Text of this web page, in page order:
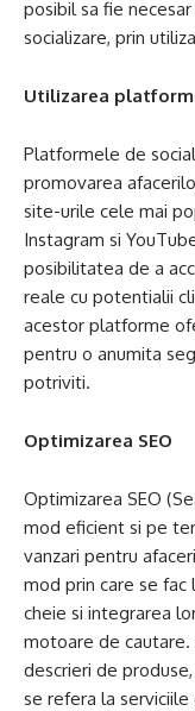
posibil sa fie
socializare, prin
Utilizarea
Platformele de
promovarea
site-urile cele mai
Instagram si
posibilitatea de a
reale cu potentialii
acestor platforme
pentru o anumita
potriviti.
Optimizarea SEO
Optimizarea SEO
mod eficient si pe
vanzari pentru
mod prin care se fac
cheie si integrarea
motoare de
descrieri de
se refera la